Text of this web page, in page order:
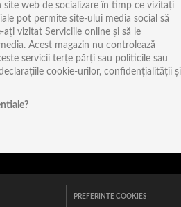
web de socializare în timp ce vizitați
pot permite site-ului media social să
vizitat Serviciile online și să le
Acest magazin nu controlează
servicii terțe părți sau politicile sau
cookie-urilor, confidențialității și
PREFERINTE COOKIES